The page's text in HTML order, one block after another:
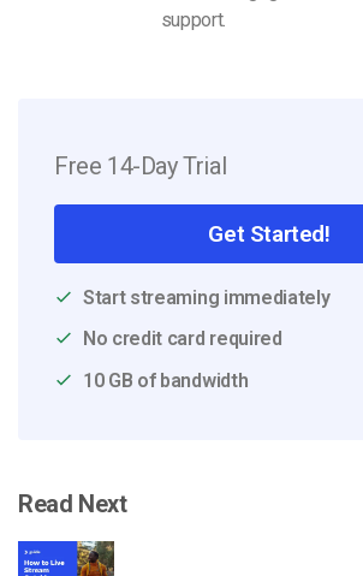
support.
Free 14-Day Trial
Get Started!
Start streaming immediately
No credit card required
10 GB of bandwidth
Read Next